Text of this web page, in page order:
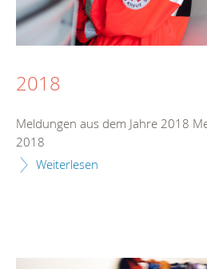
2018
Meldungen aus dem Jahre 2018
2018
Weiterlesen